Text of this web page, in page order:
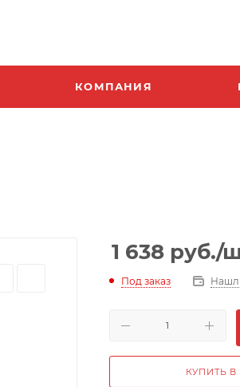
КОМПАНИЯ
1 638 руб./
Под заказ
КУПИТЬ В